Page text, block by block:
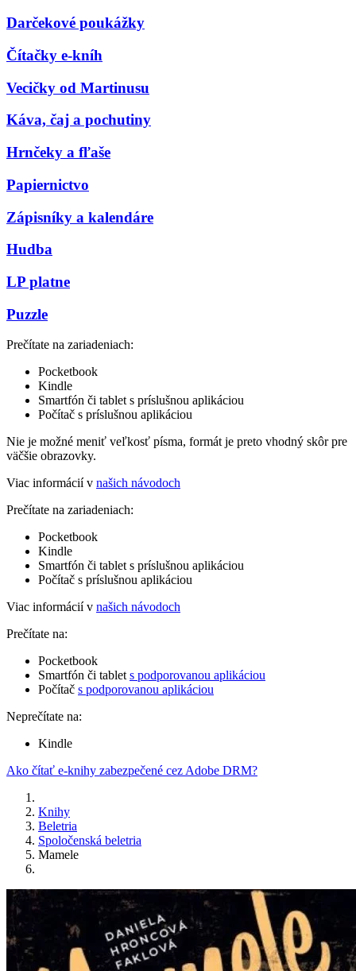
Darčekové poukážky
Čítačky e-kníh
Vecičky od Martinusu
Káva, čaj a pochutiny
Hrnčeky a fľaše
Papiernictvo
Zápisníky a kalendáre
Hudba
LP platne
Puzzle
Prečítate na zariadeniach:
Pocketbook
Kindle
Smartfón či tablet s príslušnou aplikáciou
Počítač s príslušnou aplikáciou
Nie je možné meniť veľkosť písma, formát je preto vhodný skôr pre
väčšie obrazovky.
Viac informácií v našich návodoch
Prečítate na zariadeniach:
Pocketbook
Kindle
Smartfón či tablet s príslušnou aplikáciou
Počítač s príslušnou aplikáciou
Viac informácií v našich návodoch
Prečítate na:
Pocketbook
Smartfón či tablet s podporovanou aplikáciou
Počítač s podporovanou aplikáciou
Neprečítate na:
Kindle
Ako čítať e-knihy zabezpečené cez Adobe DRM?
Knihy
Beletria
Spoločenská beletria
Mamele